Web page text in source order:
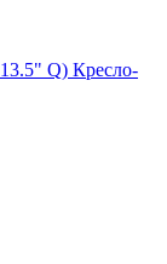
Кресло-